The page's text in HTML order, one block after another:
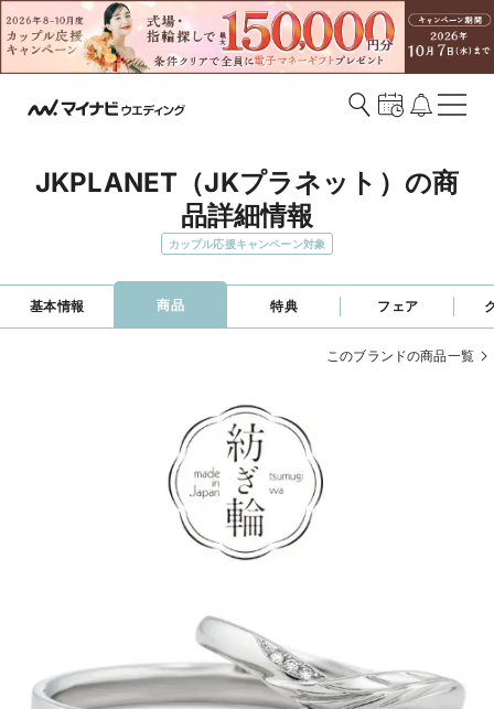
JKPLANET（JKプラネット）の商
品詳細情報
カップル応援キャンペーン対象
基本情報 商品 特典 フェア
このブランドの商品一覧